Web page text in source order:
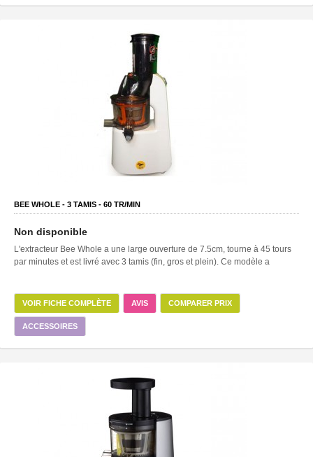
BEE WHOLE - 3 TAMIS - 60 TR/MIN
Non disponible
L'extracteur Bee Whole a une large ouverture de 7.5cm, tourne à 45 tours
par minutes et est livré avec 3 tamis (fin, gros et plein). Ce modèle a
VOIR FICHE COMPLÈTE AVIS COMPARER PRIX
ACCESSOIRES